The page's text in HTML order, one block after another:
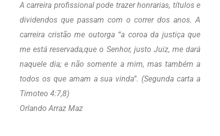
A carreira profissional pode trazer honrarias, títulos e
dividendos que passam com o correr dos anos. A
carreira cristão me outorga “a coroa da justiça que
me está reservada,que o Senhor, justo Juiz, me dará
naquele dia; e não somente a mim, mas também a
todos os que amam a sua vinda”. (Segunda carta a
Timoteo 4:7,8)
Orlando Arraz Maz